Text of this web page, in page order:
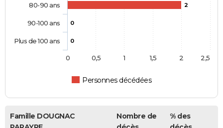
2
0
0
Personnes décédées
80-90 ans
90-100 ans
Plus de 100 ans
0 0,5 1 1,5 2 2,5
Famille DOUGNAC
Nombre de
% des